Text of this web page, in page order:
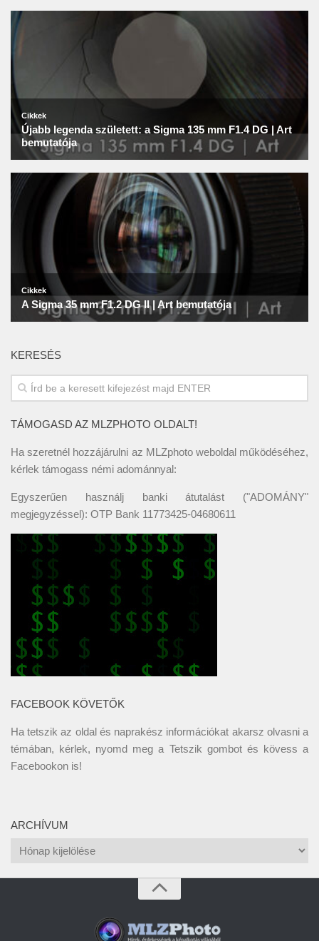
KERESÉS
TÁMOGASD AZ MLZPHOTO OLDALT!
Ha szeretnél hozzájárulni az MLZphoto weboldal működéséhez,
kérlek támogass némi adománnyal:
Egyszerűen használj banki átutalást ("ADOMÁNY"
megjegyzéssel): OTP Bank 11773425-04680611
FACEBOOK KÖVETŐK
Ha tetszik az oldal és naprakész információkat akarsz olvasni a
témában, kérlek, nyomd meg a Tetszik gombot és kövess a
Facebookon is!
ARCHÍVUM
Archívum